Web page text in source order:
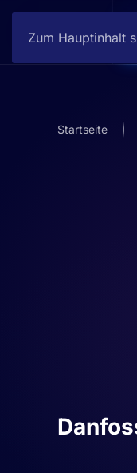
Zum Hauptinhalt
Home
Startseite